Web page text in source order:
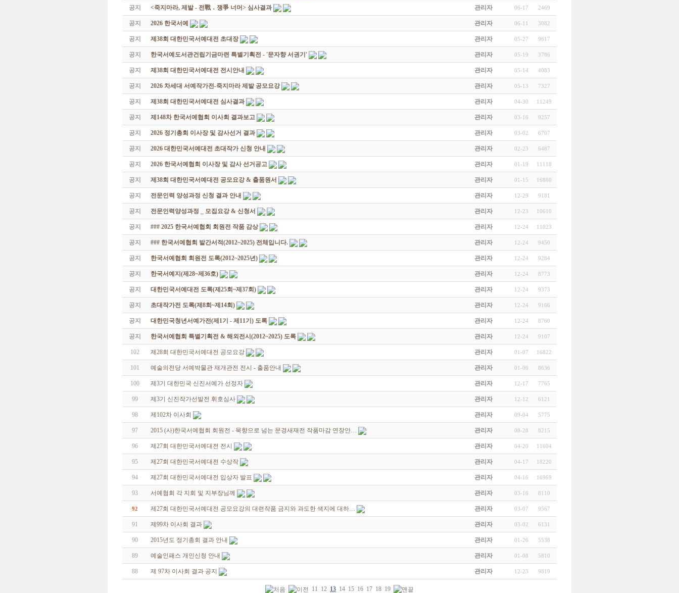
공지 <죽지마라, 제발 - 전戰 ․ 쟁爭 너머> 심사결과 관리자 06-17 2469
공지 2026 한국서예 관리자 06-11 3082
공지 제38회 대한민국서예대전 초대장 관리자 05-27 9617
공지 한국서예도서관건립기금마련 특별기획전 - '문자향 서권기' 관리자 05-19 3786
공지 제38회 대한민국서예대전 전시안내 관리자 05-14 4083
공지 2026 차세대 서예작가전-죽지마라 제발 공모요강 관리자 05-13 7327
공지 제38회 대한민국서예대전 심사결과 관리자 04-30 11249
공지 제148차 한국서예협회 이사회 결과보고 관리자 03-16 9257
공지 2026 정기총회 이사장 및 감사선거 결과 관리자 03-02 6707
공지 2026 대한민국서예대전 초대작가 신청 안내 관리자 02-23 6487
공지 2026 한국서예협회 이사장 및 감사 선거공고 관리자 01-19 11118
공지 제38회 대한민국서예대전 공모요강 & 출품원서 관리자 01-15 16880
공지 전문인력 양성과정 신청 결과 안내 관리자 12-29 9181
공지 전문인력양성과정 _ 모집요강 & 신청서 관리자 12-23 10610
공지 ### 2025 한국서예협회 회원전 작품 감상 관리자 12-24 11023
공지 ### 한국서예협회 발간서적(2012~2025) 전체입니다. 관리자 12-24 9450
공지 한국서예협회 회원전 도록(2012~2025년) 관리자 12-24 9284
공지 한국서예지(제28~제36호) 관리자 12-24 8773
공지 대한민국서예대전 도록(제25회~제37회) 관리자 12-24 9373
공지 초대작가전 도록(제8회~제14회) 관리자 12-24 9166
공지 대한민국청년서예가전(제1기 - 제11기) 도록 관리자 12-24 8760
공지 한국서예협회 특별기획전 & 해외전시(2012~2025) 도록 관리자 12-24 9107
102 제28회 대한민국서예대전 공모요강 관리자 01-07 16822
101 예술의전당 서예박물관 재개관전 전시 - 출품안내 관리자 01-06 8636
100 제3기 대한민국 신진서예가 선정자 관리자 12-17 7765
99 제3기 신진작가선발전 휘호심사 관리자 12-12 6121
98 제102차 이사회 관리자 09-04 5775
97 2015 (사)한국서예협회 회원전 - 묵향으로 넘는 문경새재전 작품마감 연장안… 관리자 08-28 8215
96 제27회 대한민국서예대전 전시 관리자 04-20 11604
95 제27회 대한민국서예대전 수상작 관리자 04-17 18220
94 제27회 대한민국서예대전 입상자 발표 관리자 04-16 16969
93 서예협회 각 지회 및 지부장님께 관리자 03-16 8110
92 제27회 대한민국서예대전 공모요강의 대련작품 금지와 과도한 색지에 대하… 관리자 03-07 9567
91 제99차 이사회 결과 관리자 03-02 6131
90 2015년도 정기총회 결과 안내 관리자 01-26 5538
89 예술인패스 개인신청 안내 관리자 01-08 5810
88 제 97차 이사회 결과 공지 관리자 12-23 9819
11 12 13 14 15 16 17 18 19